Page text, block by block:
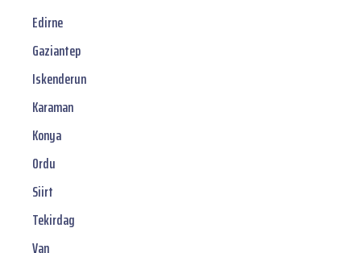
Edirne
Gaziantep
Iskenderun
Karaman
Konya
Ordu
Siirt
Tekirdag